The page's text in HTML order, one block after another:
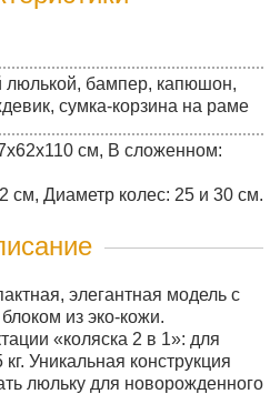
люлькой, бампер, капюшон,
сумка-корзина на раме
см, В сложенном:
см, Диаметр колес: 25 и 30 см.
элегантная модель с
из эко-кожи.
«коляска 2 в 1»: для
Уникальная конструкция
люльку для новорожденного